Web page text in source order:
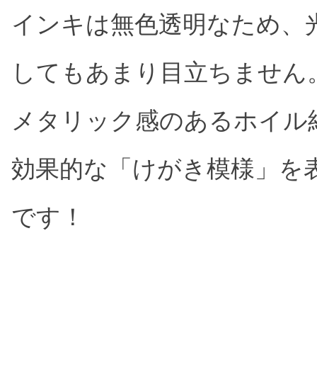
インキは無色透明なため、
してもあまり目立ちません
メタリック感のあるホイ
効果的な「けがき模様」を
です！